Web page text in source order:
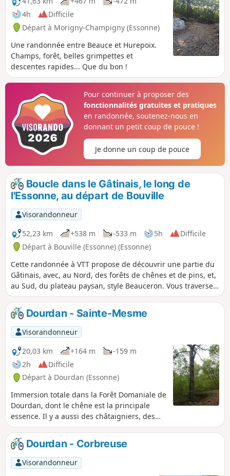
4h
Difficile
Départ à Morigny-Champigny (Essonne)
Une randonnée entre Beauce et Hurepoix.
Champs, forêt, belles grimpettes et
descentes rapides... Que du bon !
Pour continuer à proposer des
fonctionnalités gratuites et pratiques
en randonnée, soutenez-nous en
donnant un petit coup de pouce !
Je donne un coup de pouce
Boucle dans le Gâtinais, le long de
l'Essonne, au départ de Bouville
Visorandonneur
52,23 km
+538 m -533 m 5h
Difficile
Départ à Bouville (Essonne) (Essonne)
Cette randonnée à VTT propose de découvrir une partie du
Gâtinais, avec, au Nord, des forêts de chênes et de pins, et,
au Sud, du plateau paysan, style Beauceron. Vous traversez
plusieurs villages typiques de la région et vous longerez la
vallée de l'Essonne, qui se fait discrète mais dont les
coteaux vous chatouilleront les mollets.
Dourdan - Sainte-Mesme
Visorandonneur
20,03 km
+164 m
-159 m
2h
Difficile
Départ à Dourdan (Essonne)
Immersion totale dans la Forêt Domaniale de
Dourdan, dont le chêne est la principale
essence. Il y a aussi des châtaigniers, des
frênes, des hêtres et des bouleaux. À
certains endroits sablonneux, ils sont
remplacés par des pins. La légende de
Sainte-Mesme et le patrimoine médiéval de
Dourdan.
Dourdan - Corbreuse
Visorandonneur